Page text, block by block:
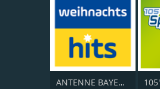
ANTENNE BAYERN Weihnachts Hits